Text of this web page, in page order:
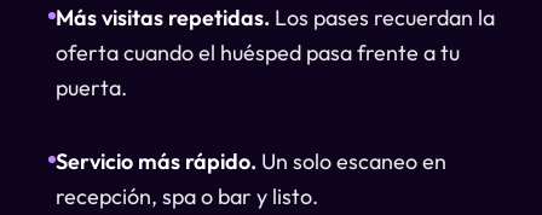
Más visitas repetidas. Los pases recuerdan la
oferta cuando el huésped pasa frente a tu
puerta.
Servicio más rápido. Un solo escaneo en
recepción, spa o bar y listo.